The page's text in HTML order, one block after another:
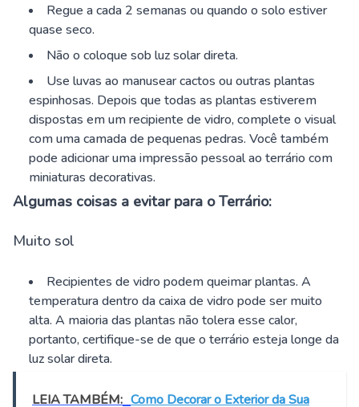
Regue a cada 2 semanas ou quando o solo estiver
quase seco.
Não o coloque sob luz solar direta.
Use luvas ao manusear cactos ou outras plantas
espinhosas. Depois que todas as plantas estiverem
dispostas em um recipiente de vidro, complete o visual
com uma camada de pequenas pedras. Você também
pode adicionar uma impressão pessoal ao terrário com
miniaturas decorativas.
Algumas coisas a evitar para o Terrário:
Muito sol
Recipientes de vidro podem queimar plantas. A
temperatura dentro da caixa de vidro pode ser muito
alta. A maioria das plantas não tolera esse calor,
portanto, certifique-se de que o terrário esteja longe da
luz solar direta.
LEIA TAMBÉM: Como Decorar o Exterior da Sua